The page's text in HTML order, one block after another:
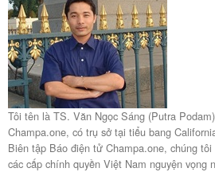
Tôi tên là TS. Văn Ngọc Sáng (Putra
Champa.one, có trụ sở tại tiểu bang
Biên tập Báo điện tử Champa.one, chúng
các cấp chính quyền Việt Nam nguyện vọng